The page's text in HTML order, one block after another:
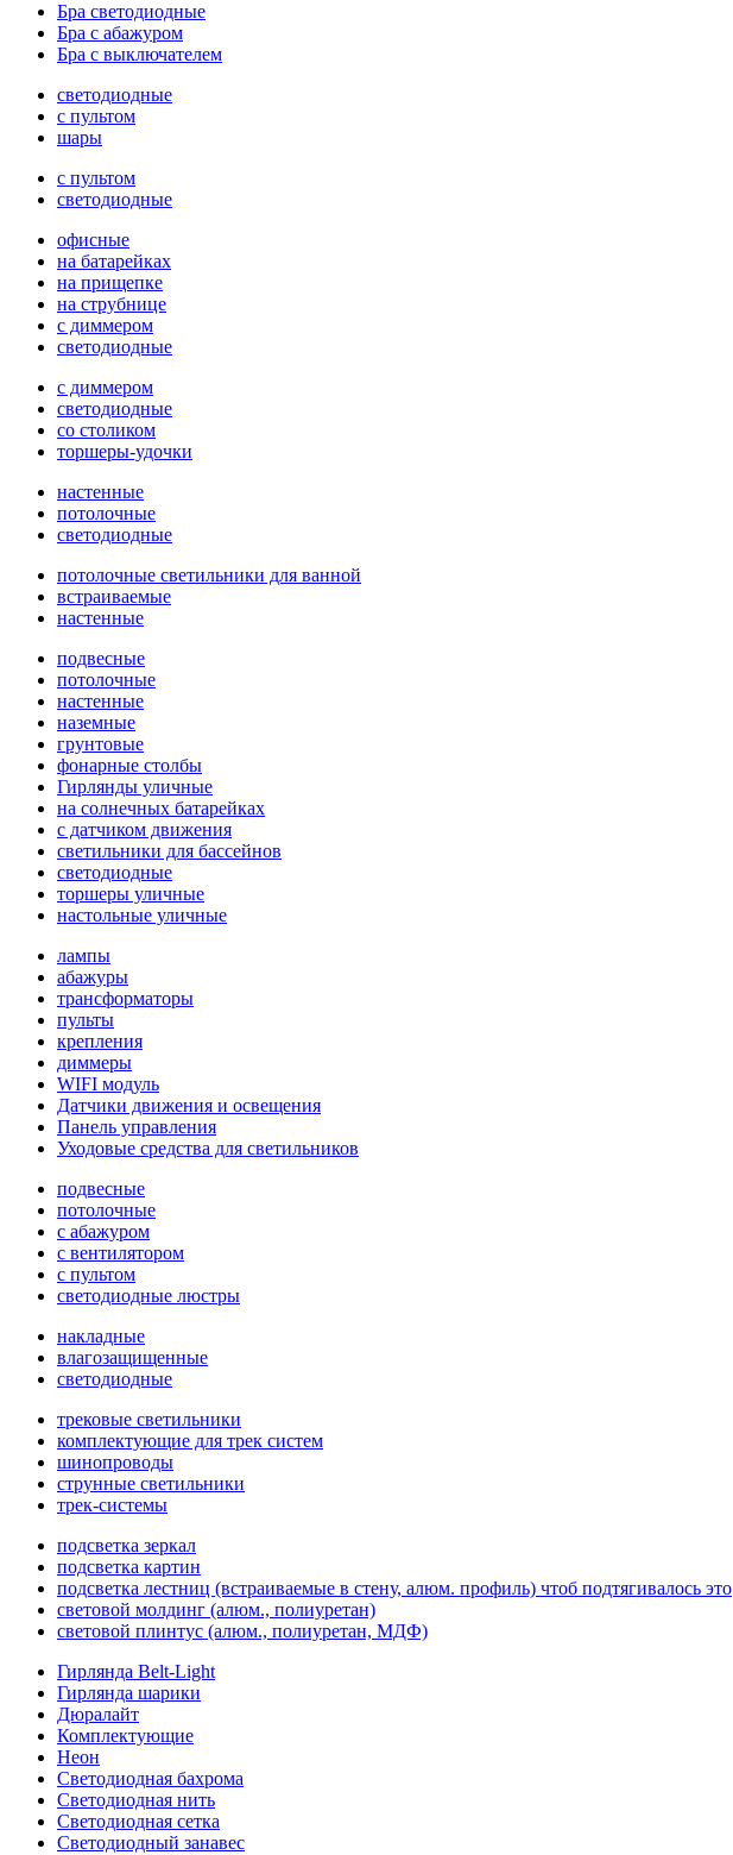
Бра светодиодные
Бра с абажуром
Бра с выключателем
светодиодные
с пультом
шары
с пультом
светодиодные
офисные
на батарейках
на прищепке
на струбнице
с диммером
светодиодные
с диммером
светодиодные
со столиком
торшеры-удочки
настенные
потолочные
светодиодные
потолочные светильники для ванной
встраиваемые
настенные
подвесные
потолочные
настенные
наземные
грунтовые
фонарные столбы
Гирлянды уличные
на солнечных батарейках
с датчиком движения
светильники для бассейнов
светодиодные
торшеры уличные
настольные уличные
лампы
абажуры
трансформаторы
пульты
крепления
диммеры
WIFI модуль
Датчики движения и освещения
Панель управления
Уходовые средства для светильников
подвесные
потолочные
с абажуром
с вентилятором
с пультом
светодиодные люстры
накладные
влагозащищенные
светодиодные
трековые светильники
комплектующие для трек систем
шинопроводы
струнные светильники
трек-системы
подсветка зеркал
подсветка картин
подсветка лестниц (встраиваемые в стену, алюм. профиль) чтоб подтягивалось это
световой молдинг (алюм., полиуретан)
световой плинтус (алюм., полиуретан, МДФ)
Гирлянда Belt-Light
Гирлянда шарики
Дюралайт
Комплектующие
Неон
Светодиодная бахрома
Светодиодная нить
Светодиодная сетка
Светодиодный занавес